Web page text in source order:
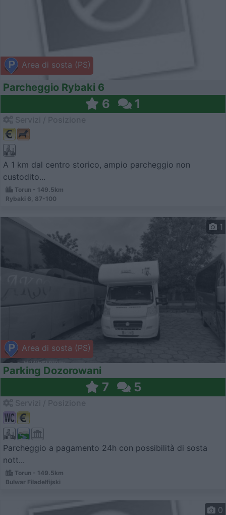
Area di sosta (PS)
Parcheggio Rybaki 6
6 1
A 1 km dal centro storico, ampio parcheggio non
custodito...
Torun - 149.5km
Rybaki 6, 87-100
Area di sosta (PS)
1
Parking Dozorowani
7 5
Parcheggio a pagamento 24h con possibilità di sosta
nott...
Torun - 149.5km
Bulwar Filadelfijski
0